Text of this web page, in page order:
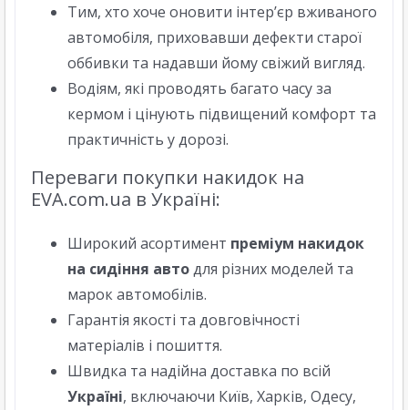
Тим, хто хоче оновити інтер’єр вживаного
автомобіля, приховавши дефекти старої
оббивки та надавши йому свіжий вигляд.
Водіям, які проводять багато часу за
кермом і цінують підвищений комфорт та
практичність у дорозі.
Переваги покупки накидок на
EVA.com.ua в Україні:
Широкий асортимент преміум накидок
на сидіння автодля різних моделей та
марок автомобілів.
Гарантія якості та довговічності
матеріалів і пошиття.
Швидка та надійна доставка по всій
Україні, включаючи Київ, Харків, Одесу,